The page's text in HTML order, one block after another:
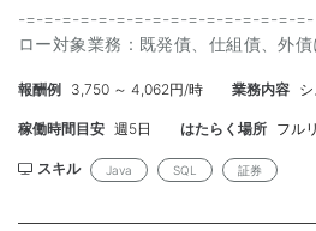
-=-=-=-=-=-=-=-=-=-=-=-=-=-=-=-=-
ロー対象業務：既発債、仕組債、外
既発債販売・提案業務を支える既存シ
す。 主な対応は、証券会社のセール
す。 特に重要なのは、単なるJava保
承認フローなどを理解し、ユーザー
報酬例 3,750 ～ 4,062円/時 業務内容
稼働時間目安 週5日 はたらく場所 フル
スキル Java SQL 証券